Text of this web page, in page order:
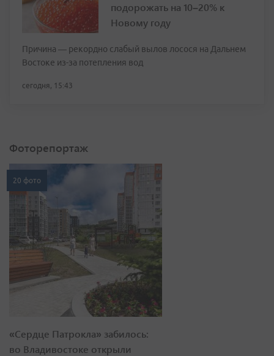
подорожать на 10–20% к
Новому году
Причина — рекордно слабый вылов лосося на Дальнем
Востоке из-за потепления вод
сегодня, 15:43
Фоторепортаж
20 фото
«Сердце Патрокла» забилось:
во Владивостоке открыли